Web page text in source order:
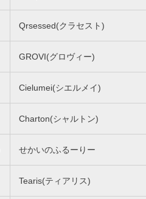
Qrsessed(クラセスト)
GROVI(グロヴィー)
Cielumei(シエルメイ)
Charton(シャルトン)
せかいのふるーりー
Tearis(ティアリス)